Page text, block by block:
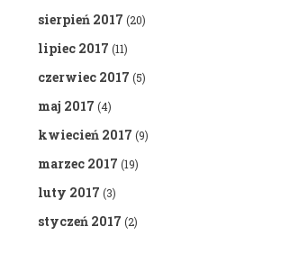
sierpień 2017 (20)
lipiec 2017 (11)
czerwiec 2017 (5)
maj 2017 (4)
kwiecień 2017 (9)
marzec 2017 (19)
luty 2017 (3)
styczeń 2017 (2)